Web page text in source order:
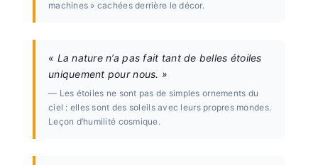
machines » cachées derrière le décor.
« La nature n’a pas fait tant de belles étoiles
uniquement pour nous. »
— Les étoiles ne sont pas de simples ornements du
ciel : elles sont des soleils avec leurs propres mondes.
Leçon d’humilité cosmique.